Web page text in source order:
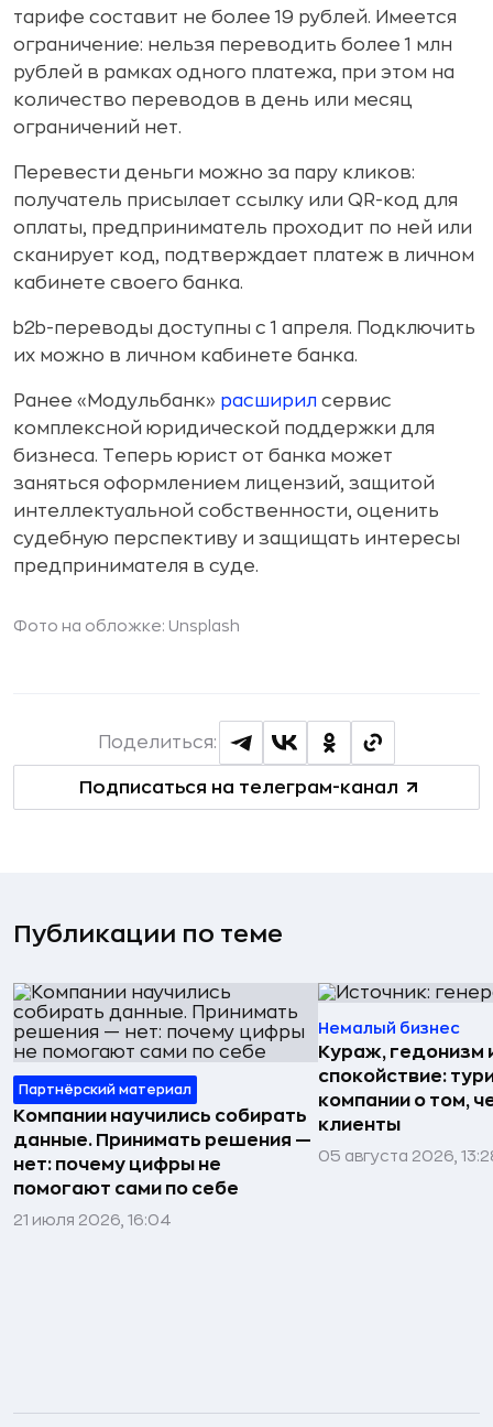
тарифе составит не более 19 рублей. Имеется
ограничение: нельзя переводить более 1 млн
рублей в рамках одного платежа, при этом на
количество переводов в день или месяц
ограничений нет.
Перевести деньги можно за пару кликов:
получатель присылает ссылку или QR-код для
оплаты, предприниматель проходит по ней или
сканирует код, подтверждает платеж в личном
кабинете своего банка.
b2b-переводы доступны с 1 апреля. Подключить
их можно в личном кабинете банка.
Ранее «Модульбанк» расширил сервис
комплексной юридической поддержки для
бизнеса. Теперь юрист от банка может
заняться оформлением лицензий, защитой
интеллектуальной собственности, оценить
судебную перспективу и защищать интересы
предпринимателя в суде.
Фото на обложке: Unsplash
Подписаться на телеграм-канал
Поделиться:
Публикации по теме
Партнёрский материал
Компании научились собирать
данные. Принимать решения —
нет: почему цифры не
помогают сами по себе
21 июля 2026, 16:04
Немалый бизнес
Кураж, гедонизм
спокойствие:
компании о том,
клиенты
05 августа 2026,